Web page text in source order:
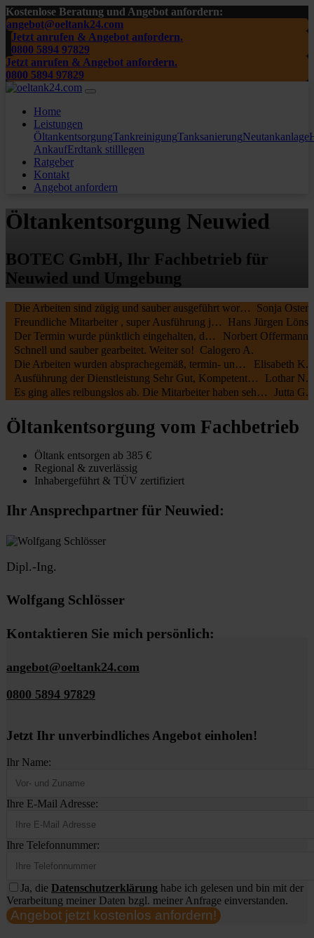
Kostenlose Beratung und Angebot anfordern:
angebot@oeltank24.com
Jetzt anrufen & Angebot anfordern.
0800 5894 97829
Jetzt anrufen & Angebot anfordern.
0800 5894 97829
Home
Leistungen
ÖltankentsorgungTankreinigungTanksanierungNeutankanlage
AnkaufErdtank stilllegen
Ratgeber
Kontakt
Angebot anfordern
Öltankentsorgung Neuwied
BOTEC GmbH, Ihr Fachbetrieb für
Neuwied und Umgebung
Sonja Oster
Die Arbeiten sind zügig und sauber ausgeführt worden, wir waren sehr zufrieden. Die MA waren freundlich , nochmal ein Danke schön an die beiden.
Hans Jürgen Löns
Freundliche Mitarbeiter , super Ausführung jederzeit zu empfehlen
Norbert Offermann
Der Termin wurde pünktlich eingehalten, die Mitarbeiter waren kundenfreundlich und haben alles gut erledigt. Die Rechnung entsprach dem Auftrag.
Calogero A.
Schnell und sauber gearbeitet. Weiter so!
Elisabeth K.
Die Arbeiten wurden absprachegemäß, termin- und fachgerecht zu unserer vollsten Zufriedenheit durchgeführt. Sehr freundliche Kommunikation sowohl mit Öltank24 als auch mit der Fa. Botec
Lothar N.
Ausführung der Dienstleistung Sehr Gut, Kompetente Mitarbeiter, Sehr Freundliches Personal
Jutta G.
Es ging alles reibungslos ab. Die Mitarbeiter haben sehr schnell und sauber gearbeitet.
Öltankentsorgung vom Fachbetrieb
Öltank entsorgen ab 385 €
Regional & zuverlässig
Inhabergeführt & TÜV zertifiziert
Ihr Ansprechpartner für Neuwied:
Dipl.-Ing.
Wolfgang Schlösser
Kontaktieren Sie mich persönlich:
angebot@oeltank24.com
0800 5894 97829
Jetzt Ihr unverbindliches Angebot einholen!
Ihr Name:
Ihre E-Mail Adresse:
Ihre Telefonnummer:
Ja, die Datenschutzerklärung habe ich gelesen und bin mit der
Verarbeitung meiner Daten bzgl. meiner Anfrage einverstanden.
Angebot jetzt kostenlos anfordern!